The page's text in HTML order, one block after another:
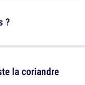
?
la coriandre